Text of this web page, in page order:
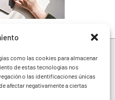
como las cookies para almacenar
de estas tecnologías nos
o las identificaciones únicas
afectar negativamente a ciertas